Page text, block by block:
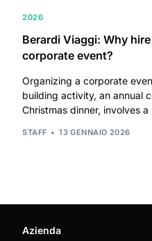
2026
Berardi Viaggi: Why
corporate event?
Organizing a corporate
building activity, an annual
Christmas dinner, involves
STAFF 13 GENNAIO 2026
Azienda